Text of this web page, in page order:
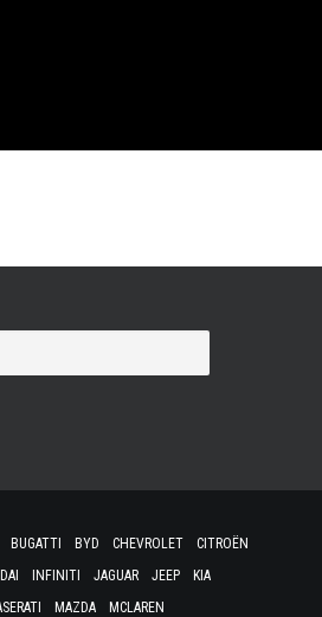
BUGATTI BYD CHEVROLET
CITROËN
INFINITI JAGUAR JEEP
KIA
MAZDA
MCLAREN